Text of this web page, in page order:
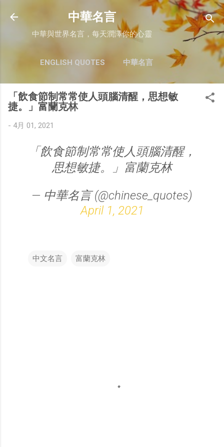
跳至主要內容
中華名言
中華與世界名言，每天潤澤你的心靈
ENGLISH QUOTES 中華名言
「飲食節制常常使人頭腦清醒，思想敏
捷。」富蘭克林
- 4月 01, 2021
「飲食節制常常使人頭腦清醒，
思想敏捷。」富蘭克林
— 中華名言 (@chinese_quotes)
April 1, 2021
中文名言 富蘭克林